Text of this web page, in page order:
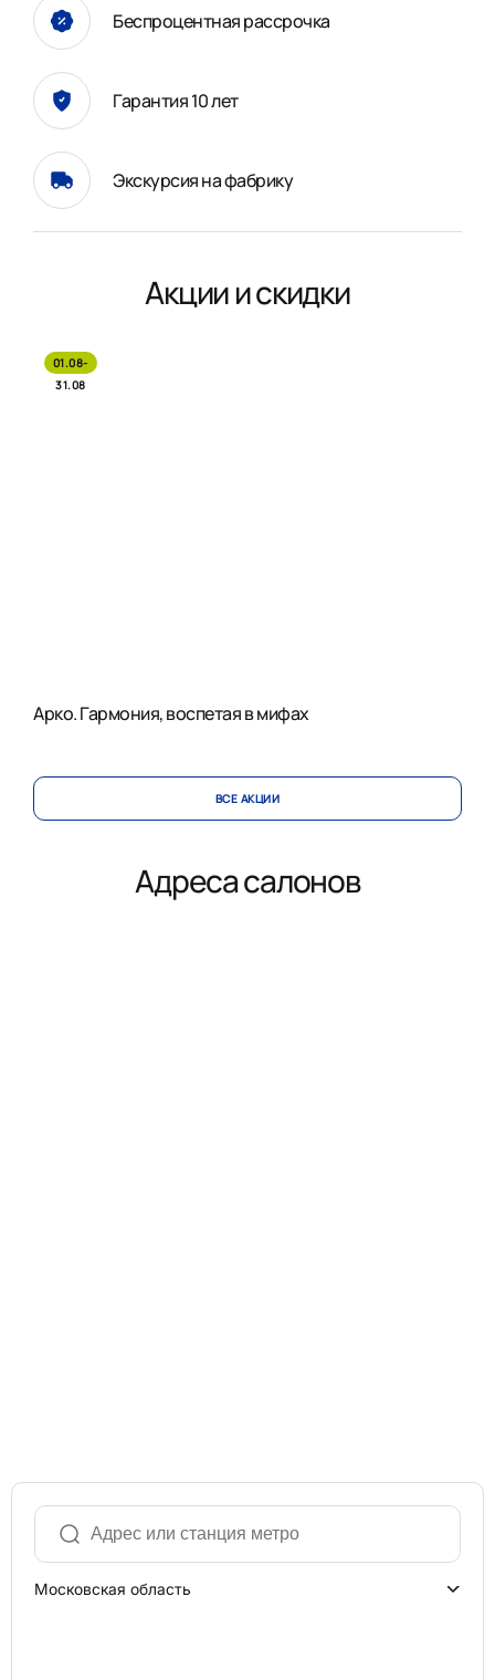
Беспроцентная рассрочка
Гарантия 10 лет
Экскурсия на фабрику
Акции и скидки
01.08-
31.08
Арко. Гармония, воспетая в мифах
ВСЕ АКЦИИ
Адреса салонов
Московская область